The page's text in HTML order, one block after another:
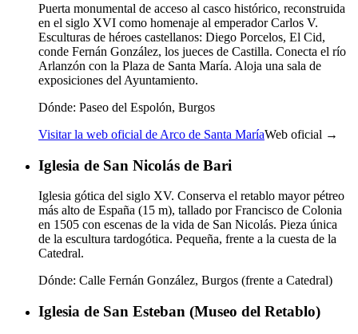
Puerta monumental de acceso al casco histórico, reconstruida
en el siglo XVI como homenaje al emperador Carlos V.
Esculturas de héroes castellanos: Diego Porcelos, El Cid,
conde Fernán González, los jueces de Castilla. Conecta el río
Arlanzón con la Plaza de Santa María. Aloja una sala de
exposiciones del Ayuntamiento.
Dónde: Paseo del Espolón, Burgos
Visitar la web oficial de Arco de Santa MaríaWeb oficial →
Iglesia de San Nicolás de Bari
Iglesia gótica del siglo XV. Conserva el retablo mayor pétreo
más alto de España (15 m), tallado por Francisco de Colonia
en 1505 con escenas de la vida de San Nicolás. Pieza única
de la escultura tardogótica. Pequeña, frente a la cuesta de la
Catedral.
Dónde: Calle Fernán González, Burgos (frente a Catedral)
Iglesia de San Esteban (Museo del Retablo)